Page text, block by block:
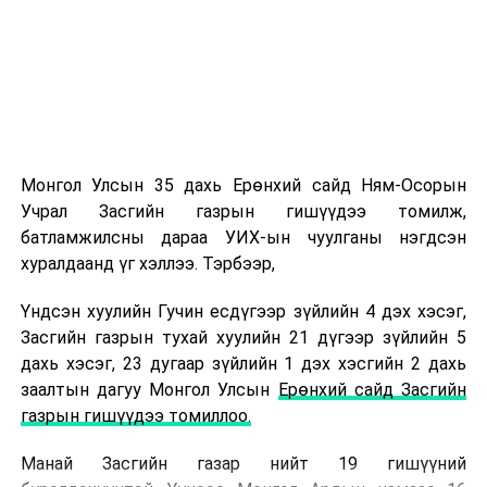
бэлтгэл сургалт дээр тулгуурладаг онцлогтой.
Тиймээс мэргэжлийн ур чадвар, эх оронч сэтгэлтэй
алба хаагчидтайгаа хамтран ажиллаж, иргэдийнхээ
итгэлийг хүлээж ажиллах нь хамгийн чухал гэж
боддог.
Бидний зорилго зөвхөн үүргээ гүйцэтгэхэд бус,
аливаа эрсдэлээс урьдчилан сэргийлж, иргэдийн амь
нас, эд хөрөнгийг хамгаалахад чиглэгддэг. Энэ
зорилгын төлөө хоёргүй сэтгэлээр ажиллах нь л
бидний “нууц жор” гэж хэлмээр байна.
-Цаг хэмнэх хамгийн шилдэг арга барил тань юу
Монгол Улсын 35 дахь Ерөнхий сайд Ням-Осорын
Учрал Засгийн газрын гишүүдээ томилж,
батламжилсны дараа УИХ-ын чуулганы нэгдсэн
хуралдаанд үг хэллээ. Тэрбээр,
Үндсэн хуулийн Гучин есдүгээр зүйлийн 4 дэх хэсэг,
Засгийн газрын тухай хуулийн 21 дүгээр зүйлийн 5
дахь хэсэг, 23 дугаар зүйлийн 1 дэх хэсгийн 2 дахь
заалтын дагуу Монгол Улсын Ерөнхий сайд Засгийн
газрын гишүүдээ томиллоо.
Манай Засгийн газар нийт 19 гишүүний